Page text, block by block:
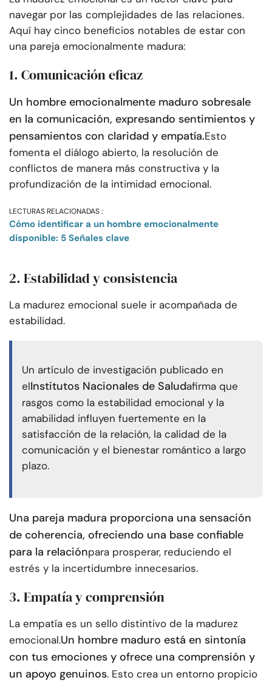
navegar por las complejidades de las relaciones.
Aquí hay cinco beneficios notables de estar con
una pareja emocionalmente madura:
1. Comunicación eficaz
Un hombre emocionalmente maduro sobresale
en la comunicación, expresando sentimientos y
pensamientos con claridad y empatía.Esto
fomenta el diálogo abierto, la resolución de
conflictos de manera más constructiva y la
profundización de la intimidad emocional.
LECTURAS RELACIONADAS :
Cómo identificar a un hombre emocionalmente
disponible: 5 Señales clave
2. Estabilidad y consistencia
La madurez emocional suele ir acompañada de
estabilidad.
Un artículo de investigación publicado en
elInstitutos Nacionales de Saludafirma que
rasgos como la estabilidad emocional y la
amabilidad influyen fuertemente en la
satisfacción de la relación, la calidad de la
comunicación y el bienestar romántico a largo
plazo.
Una pareja madura proporciona una sensación
de coherencia, ofreciendo una base confiable
para la relaciónpara prosperar, reduciendo el
estrés y la incertidumbre innecesarios.
3. Empatía y comprensión
La empatía es un sello distintivo de la madurez
emocional.Un hombre maduro está en sintonía
con tus emociones y ofrece una comprensión y
un apoyo genuinos. Esto crea un entorno propicio